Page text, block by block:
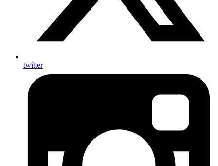
twitter